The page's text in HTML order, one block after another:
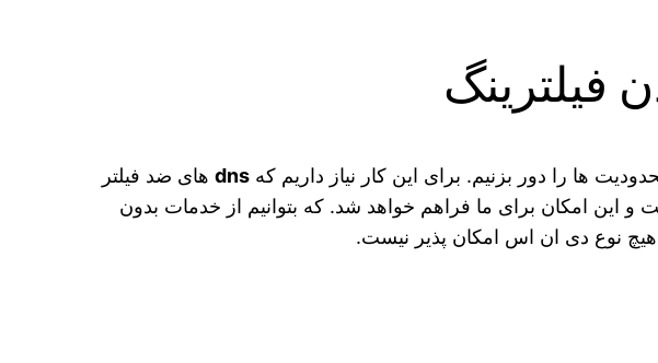
فیلترینگ
ها را دور بزنیم. برای این کار نیاز داریم کهdns‌ های ضد فیلتر
هیچ نوع دی‌ ان‌ اس امکان پذیر نیست.